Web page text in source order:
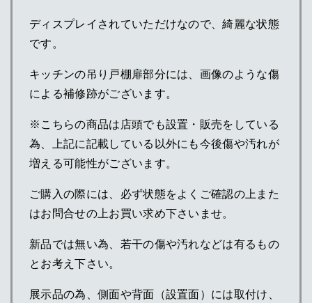
ディスプレイされていただけなので、綺麗な状態
です。
キッチンの吊り戸棚扉部分には、画像のような傷
による補修跡がございます。
※こちらの商品は店頭でも設置・販売をしている
為、上記に記載している以外にも今後傷や汚れが
増える可能性がございます。
ご購入の際には、必ず状態をよくご確認の上また
はお問合せの上お買い求め下さいませ。
新品では無い為、若干の傷や汚れなどは有るもの
とお考え下さい。
展示品の為、側面や背面（設置面）には取付け、